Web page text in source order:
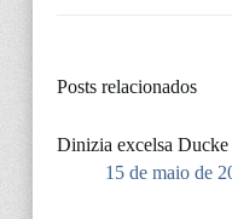
Posts relacionados
Dinizia excelsa Ducke
15 de maio de